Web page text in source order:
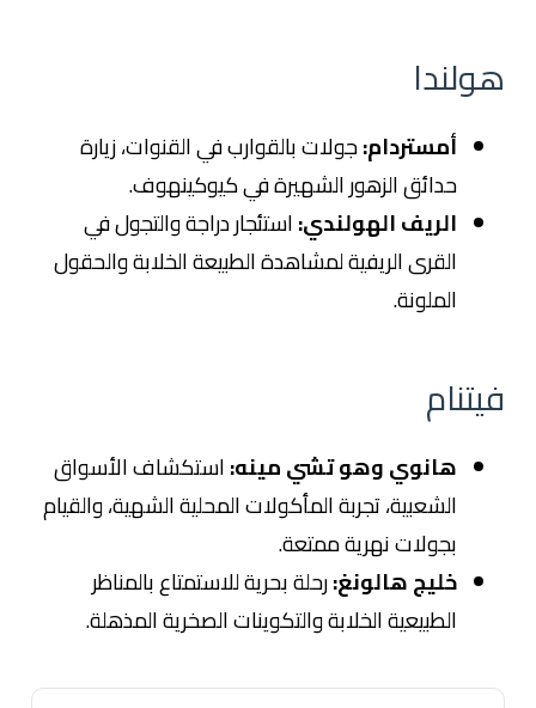
هولندا
أمستردام:جولات بالقوارب في القنوات، زيارة
حدائق الزهور الشهيرة في كيوكينهوف.
الريف الهولندي:استئجار دراجة والتجول في
القرى الريفية لمشاهدة الطبيعة الخلابة والحقول
الملونة.
فيتنام
هانوي وهو تشي مينه:استكشاف الأسواق
الشعبية، تجربة المأكولات المحلية الشهية، والقيام
بجولات نهرية ممتعة.
خليج هالونغ:رحلة بحرية للاستمتاع بالمناظر
الطبيعية الخلابة والتكوينات الصخرية المذهلة.